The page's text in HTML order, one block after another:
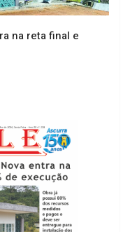
na reta final e